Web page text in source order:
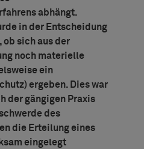
abhängt.
in der Entscheidung
ob sich aus der
noch materielle
ein
ergeben. Dies war
der gängigen Praxis
des
die Erteilung eines
eingelegt